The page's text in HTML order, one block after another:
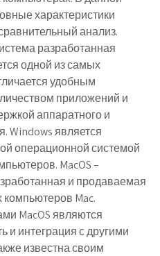
характеристики
анализ.
разработанная
одной из самых
удобным
приложений и
аппаратного и
Windows является
операционной системой
MacOS –
и продаваемая
Mac.
MacOS являются
и интеграция с другими
известна своим